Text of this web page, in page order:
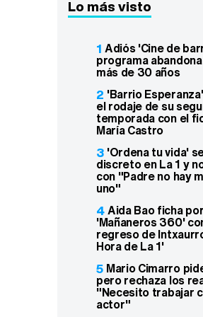
Lo más visto
1 Adiós 'Cine de
programa
más de 30 años
2 'Barrio
el rodaje de su
temporada con el
María Castro
3 'Ordena tu vida'
discreto en La 1 y
con "Padre no hay
uno"
4Aida Bao ficha por
'Mañaneros 360'
regreso de
Hora de La 1'
5 Mario Cimarro
pero rechaza los
"Necesito trabajar
actor"